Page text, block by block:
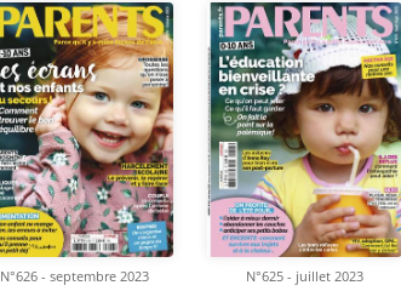
N°626 - septembre 2023 N°625 - juillet 2023